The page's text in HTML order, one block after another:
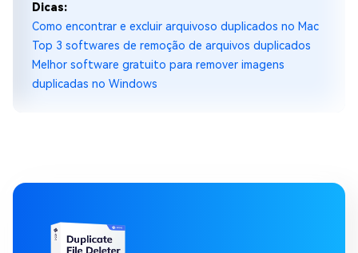
Dicas:
Como encontrar e excluir arquivoso duplicados no Mac
Top 3 softwares de remoção de arquivos duplicados
Melhor software gratuito para remover imagens
duplicadas no Windows